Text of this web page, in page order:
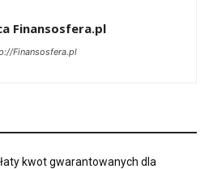
Finansosfera.pl
Finansosfera.pl
kwot gwarantowanych dla